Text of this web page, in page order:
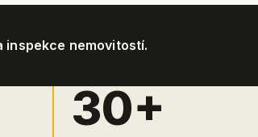
nemovitostí.
30+